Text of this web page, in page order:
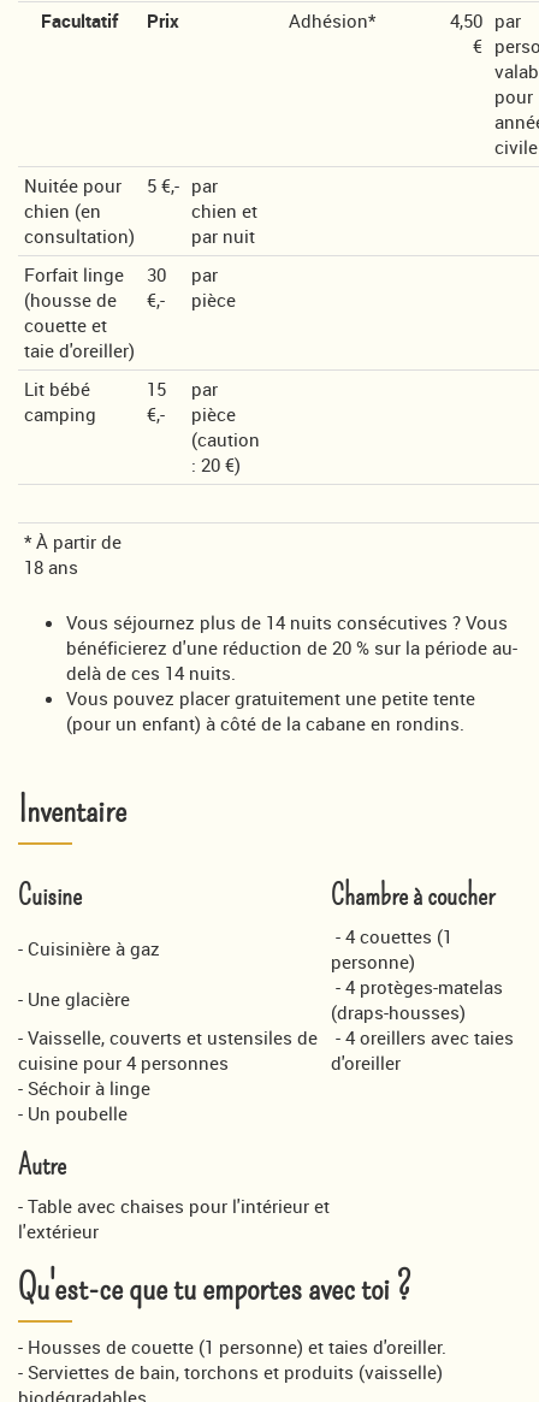
Facultatif
Prix Adhésion*
4,50
€
par
pour
civile
Nuitée pour
chien (en
consultation)
5 €,- par
chien et
par nuit
Forfait linge
(housse de
couette et
taie d'oreiller)
30
€,-
par
pièce
Lit bébé
camping
15
€,-
par
pièce
(caution
: 20 €)
* À partir de
18 ans
Vous séjournez plus de 14 nuits consécutives ? Vous
bénéficierez d'une réduction de 20 % sur la période au-
delà de ces 14 nuits.
Vous pouvez placer gratuitement une petite tente
(pour un enfant) à côté de la cabane en rondins.
Inventaire
Cuisine Chambre à coucher
- Cuisinière à gaz
- 4 couettes (1
personne)
- Une glacière
- 4 protèges-matelas
(draps-housses)
- Vaisselle, couverts et ustensiles de
cuisine pour 4 personnes
- 4 oreillers avec taies
d'oreiller
- Séchoir à linge
- Un poubelle
Autre
- Table avec chaises pour l'intérieur et
l'extérieur
Qu'est-ce que tu emportes avec toi ?
- Housses de couette (1 personne) et taies d'oreiller.
- Serviettes de bain, torchons et produits (vaisselle)
biodégradables.